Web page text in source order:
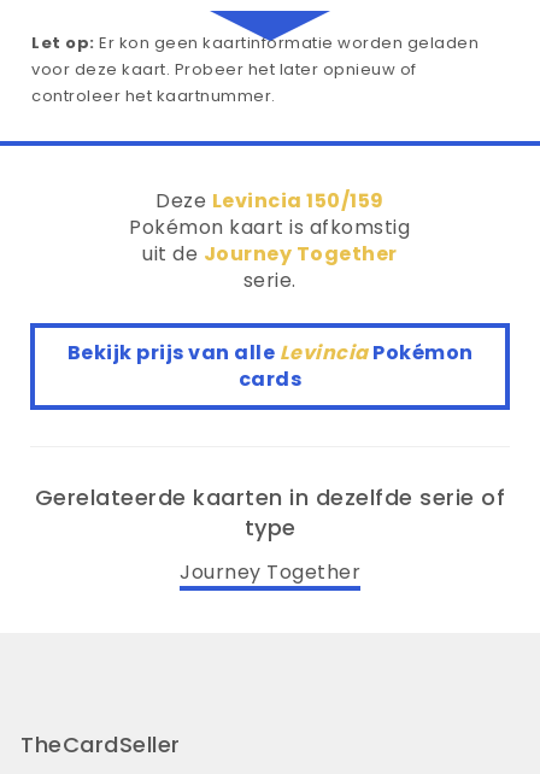
Let op: Er kon geen kaartinformatie worden geladen
voor deze kaart. Probeer het later opnieuw of
controleer het kaartnummer.
Deze Levincia 150/159
Pokémon kaart is afkomstig
uit de Journey Together
serie.
Bekijk prijs van alle LevinciaPokémon
cards
Gerelateerde kaarten in dezelfde serie of
type
Journey Together
TheCardSeller